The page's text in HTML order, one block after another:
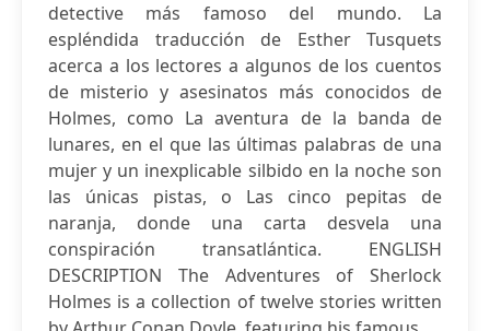
detective más famoso del mundo. La
espléndida traducción de Esther Tusquets
acerca a los lectores a algunos de los cuentos
de misterio y asesinatos más conocidos de
Holmes, como La aventura de la banda de
lunares, en el que las últimas palabras de una
mujer y un inexplicable silbido en la noche son
las únicas pistas, o Las cinco pepitas de
naranja, donde una carta desvela una
conspiración transatlántica. ENGLISH
DESCRIPTION The Adventures of Sherlock
Holmes is a collection of twelve stories written